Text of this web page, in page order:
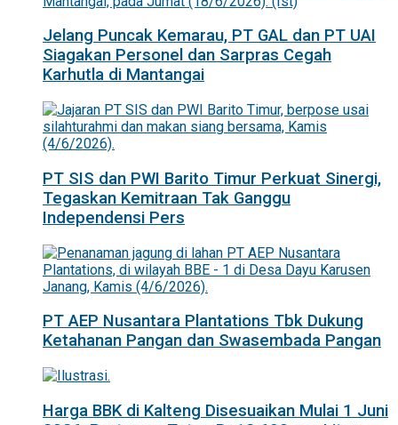
Jelang Puncak Kemarau, PT GAL dan PT UAI
Siagakan Personel dan Sarpras Cegah
Karhutla di Mantangai
PT SIS dan PWI Barito Timur Perkuat Sinergi,
Tegaskan Kemitraan Tak Ganggu
Independensi Pers
PT AEP Nusantara Plantations Tbk Dukung
Ketahanan Pangan dan Swasembada Pangan
Harga BBK di Kalteng Disesuaikan Mulai 1 Juni